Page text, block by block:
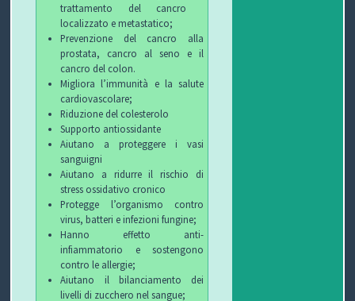
trattamento del cancro
localizzato e metastatico;
Prevenzione del cancro alla
prostata, cancro al seno e il
cancro del colon.
Migliora l’immunità e la salute
cardiovascolare;
Riduzione del colesterolo
Supporto antiossidante
Aiutano a proteggere i vasi
sanguigni
Aiutano a ridurre il rischio di
stress ossidativo cronico
Protegge l’organismo contro
virus, batteri e infezioni fungine;
Hanno effetto anti-
infiammatorio e sostengono
contro le allergie;
Aiutano il bilanciamento dei
livelli di zucchero nel sangue;